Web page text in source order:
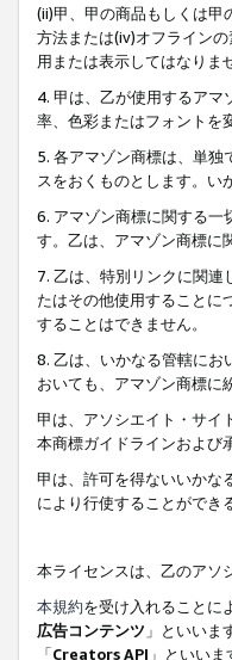
(ii)甲、甲の商品もしくは甲
方法または(iv)オフライン
用または表示してはなりま
4. 甲は、乙が使用するア
率、色彩またはフォントを
5. 各アマゾン商標は、単
スをおくものとします。い
6. アマゾン商標に関する一
す。乙は、アマゾン商標に
7. 乙は、特別リンクに関
たはその他使用することに
することはできません。
8. 乙は、いかなる管轄にお
おいても、アマゾン商標に
甲は、アソシエイト・サイ
本商標ガイドラインおよび
甲は、許可を得ないいかな
により行使することができ
本ライセンスは、乙のアソ
本規約を受け入れることに
広告コンテンツ 」といいま
「Creators API 」といい